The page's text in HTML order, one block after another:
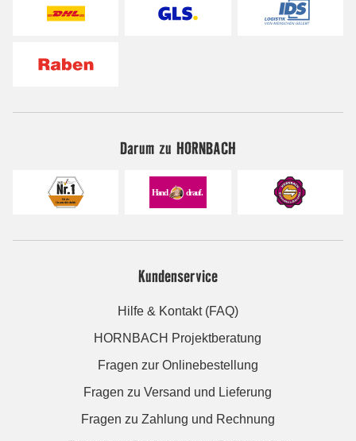
Darum zu HORNBACH
Kundenservice
Hilfe & Kontakt (FAQ)
HORNBACH Projektberatung
Fragen zur Onlinebestellung
Fragen zu Versand und Lieferung
Fragen zu Zahlung und Rechnung